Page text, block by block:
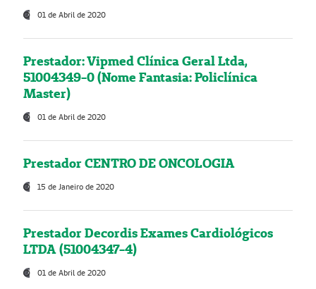
01 de Abril de 2020
Prestador: Vipmed Clínica Geral Ltda,
51004349-0 (Nome Fantasia: Policlínica
Master)
01 de Abril de 2020
Prestador CENTRO DE ONCOLOGIA
15 de Janeiro de 2020
Prestador Decordis Exames Cardiológicos
LTDA (51004347-4)
01 de Abril de 2020